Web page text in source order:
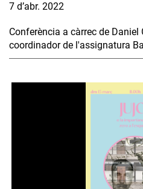
7 d’abr. 2022
Conferència a càrrec de Daniel
coordinador de l'assignatura